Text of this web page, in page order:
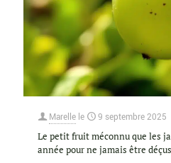
Marelle le 9 septembre 2025
Le petit fruit méconnu que les
année pour ne jamais être déçus